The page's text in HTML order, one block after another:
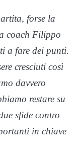
forse la
coach Filippo
a fare dei punti.
cresciuti così
davvero
restare su
sfide contro
in chiave